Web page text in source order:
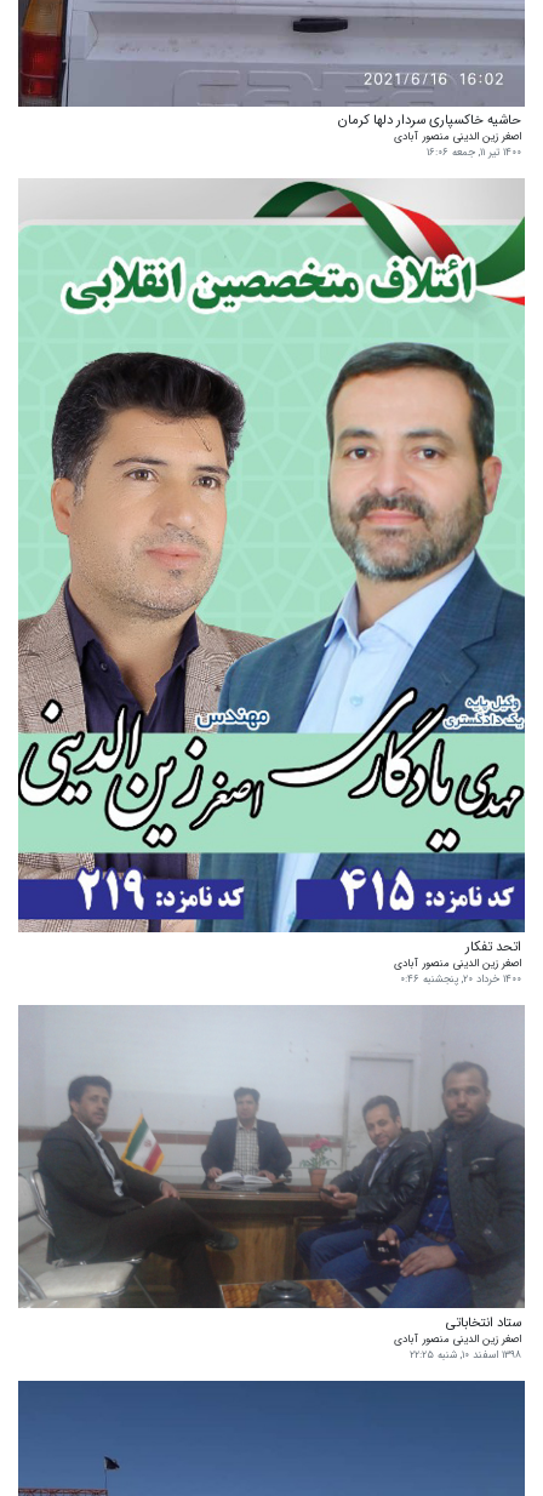
حاشیه خاکسپاری سردار دلها کرمان
اصغر زین الدینی منصور آبادی
۱۴۰۰ تیر ۱۱, جمعه ۱۶:۰۶
اتحد تفکار
اصغر زین الدینی منصور آبادی
۱۴۰۰ خرداد ۲۰, پنجشنبه ۰:۴۶
ستاد انتخاباتی
اصغر زین الدینی منصور آبادی
۱۳۹۸ اسفند ۱۰, شنبه ۲۲:۲۵